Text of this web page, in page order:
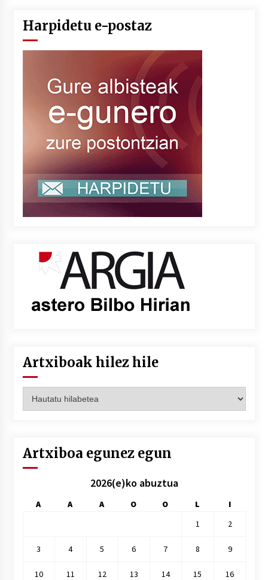
Harpidetu e-postaz
Artxiboak hilez hile
hilez
Artxiboa egunez egun
2026(e)ko abuztua
A A A O O L
I
1
2
3 4 5 6 7 8 9
10 11 12 13 14 15 16